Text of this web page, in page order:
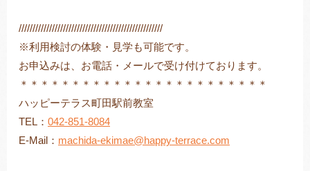
////////////////////////////////////////////////////
※利用検討の体験・見学も可能です。
お申込みは、お電話・メールで受け付けております。
＊＊＊＊＊＊＊＊＊＊＊＊＊＊＊＊＊＊＊＊＊＊＊＊
ハッピーテラス町田駅前教室
TEL： 042-851-8084
E-Mail： machida-ekimae@happy-terrace.com